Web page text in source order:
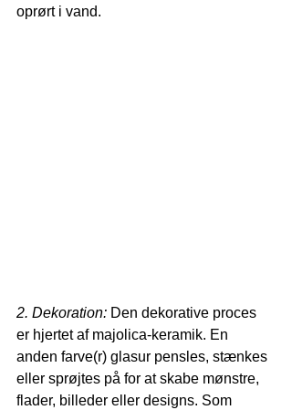
oprørt i vand.
2. Dekoration: Den dekorative proces
er hjertet af majolica-keramik. En
anden farve(r) glasur pensles, stænkes
eller sprøjtes på for at skabe mønstre,
flader, billeder eller designs. Som